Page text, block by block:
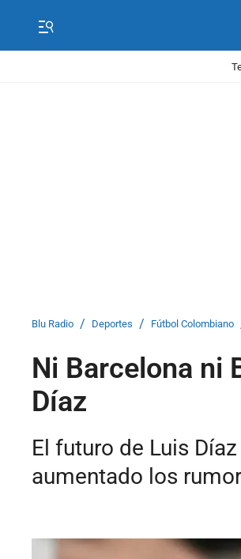
Blu Radio / Deportes / Fútbol Colombiano
Ni Barcelona ni
Díaz
El futuro de Luis
aumentado los